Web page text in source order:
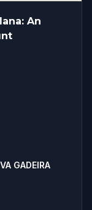
An
GADEIRA